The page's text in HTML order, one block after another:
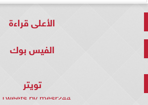
الأعلى قراءة
الفيس بوك
تويتر
Tweets by mesr244